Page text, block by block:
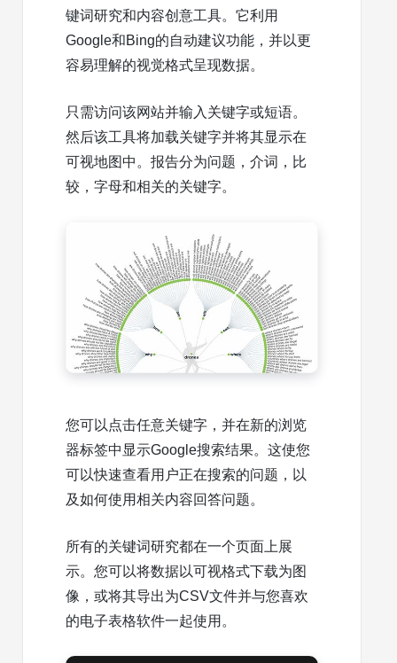
键词研究和内容创意工具。它利用
Google和Bing的自动建议功能，并以更
容易理解的视觉格式呈现数据。
只需访问该网站并输入关键字或短语。
然后该工具将加载关键字并将其显示在
可视地图中。报告分为问题，介词，比
较，字母和相关的关键字。
您可以点击任意关键字，并在新的浏览
器标签中显示Google搜索结果。这使您
可以快速查看用户正在搜索的问题，以
及如何使用相关内容回答问题。
所有的关键词研究都在一个页面上展
示。您可以将数据以可视格式下载为图
像，或将其导出为CSV文件并与您喜欢
的电子表格软件一起使用。